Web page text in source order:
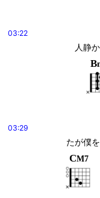
03:22
人静
B
03:29
たが僕
CM7